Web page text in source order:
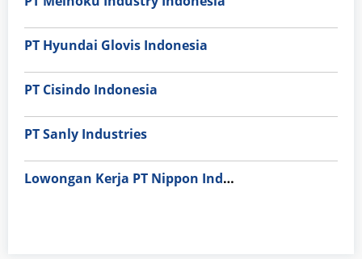
PT Hyundai Glovis Indonesia
PT Cisindo Indonesia
PT Sanly Industries
Lowongan Kerja PT Nippon Indosari Corpindo Tbk. Bulan Agustus 2026